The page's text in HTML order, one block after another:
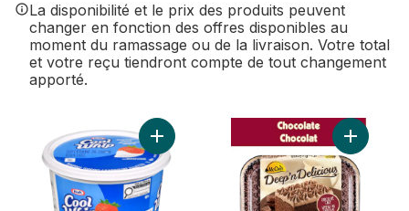
La disponibilité et le prix des produits peuvent
changer en fonction des offres disponibles au
moment du ramassage ou de la livraison. Votre total
et votre reçu tiendront compte de tout changement
apporté.
Ajouter Garniture Fouettée Surgelée
Ajouter